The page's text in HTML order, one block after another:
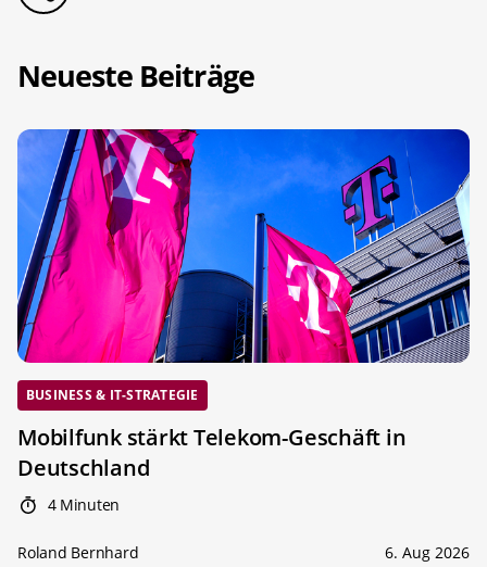
Neueste Beiträge
BUSINESS & IT-STRATEGIE
Mobilfunk stärkt Telekom-Geschäft in
Deutschland
4 Minuten
Roland Bernhard 6. Aug 2026